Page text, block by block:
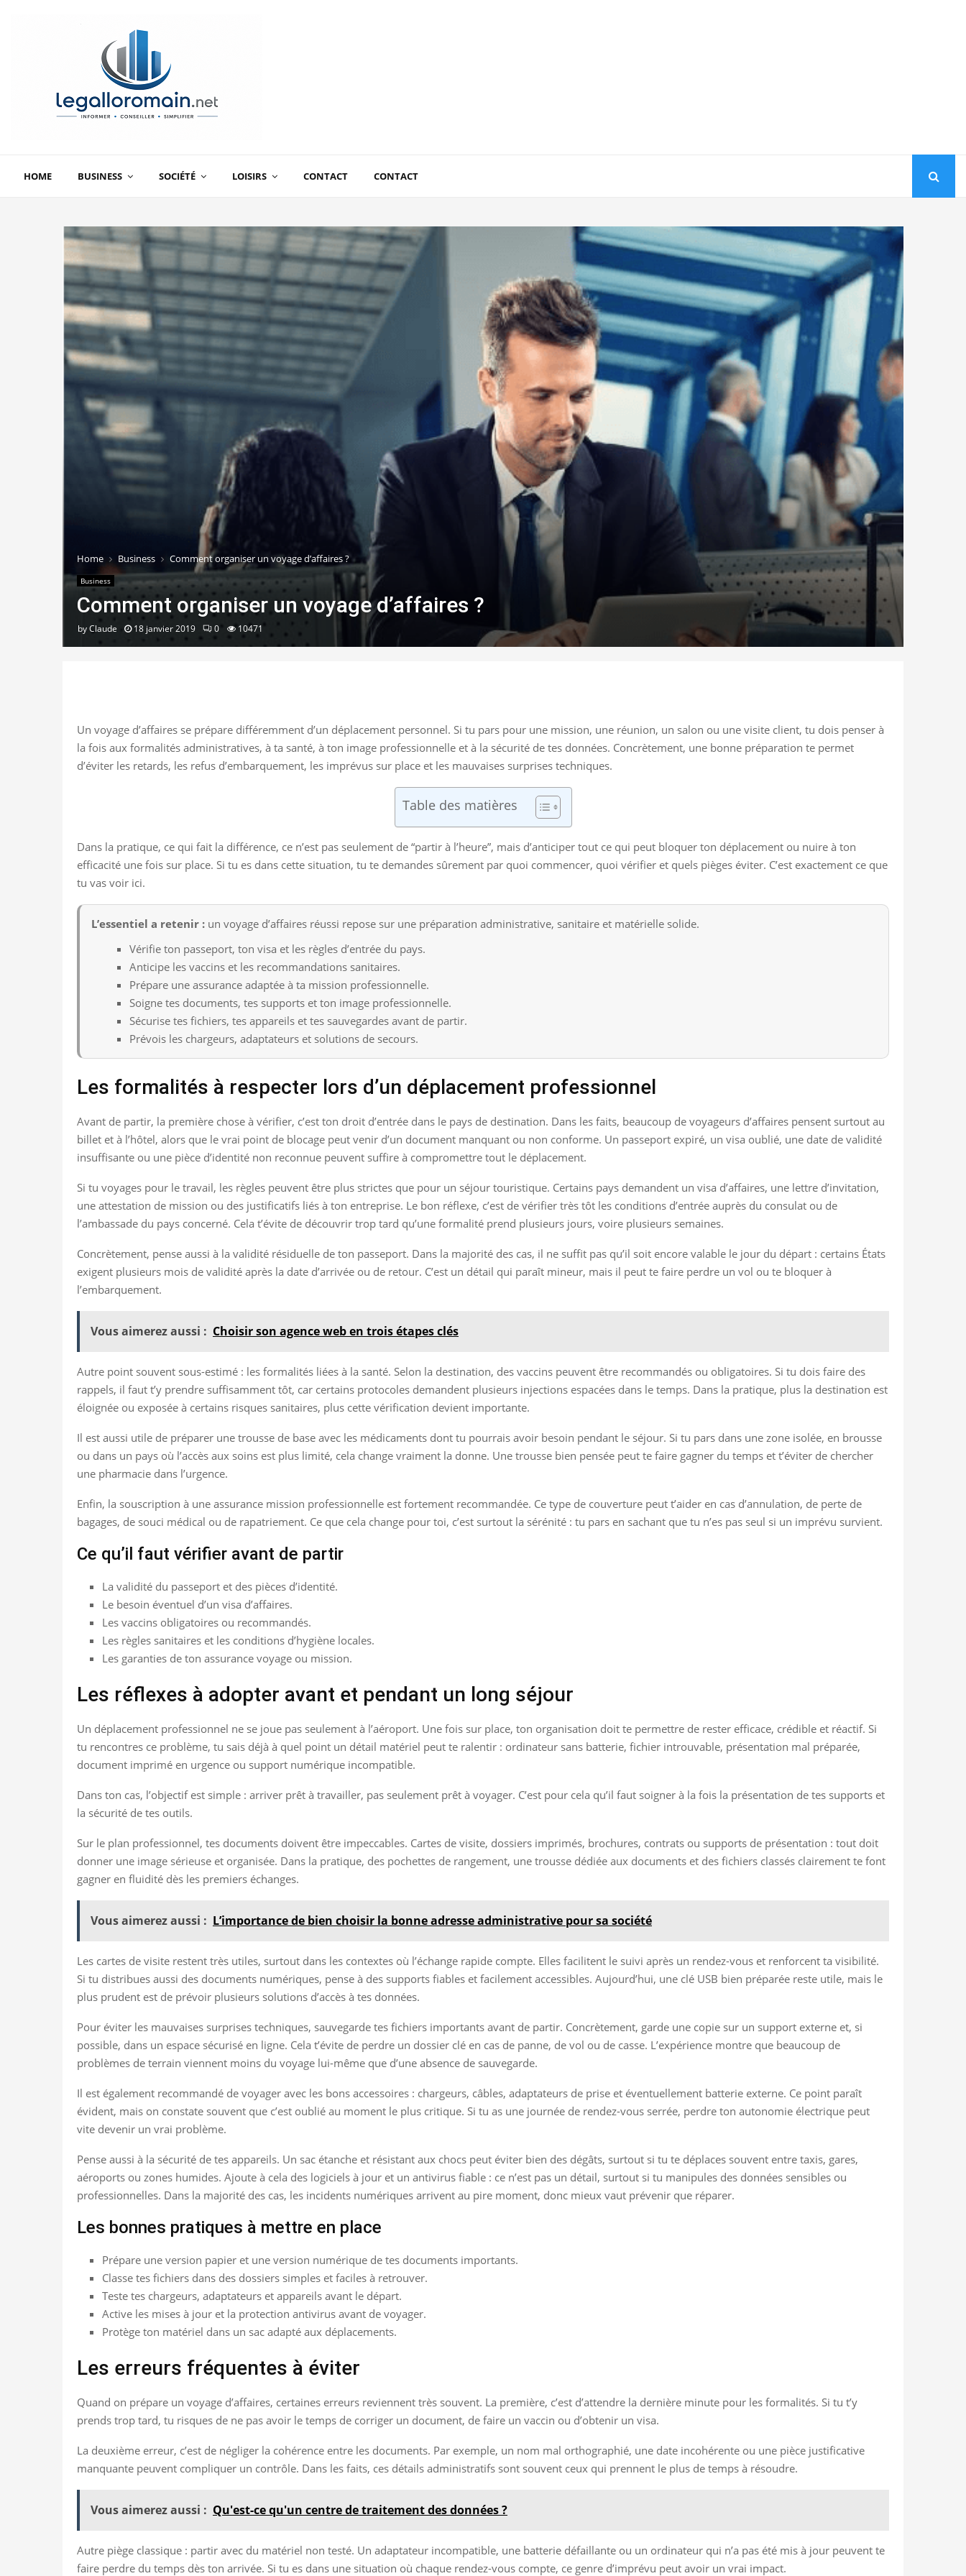
HOME BUSINESS SOCIÉTÉ LOISIRS CONTACT CONTACT
Home Business Comment organiser un voyage d’affaires ?
Business
Comment organiser un voyage d’affaires ?
byClaude 18 janvier 2019 0 10471
Un voyage d’affaires se prépare différemment d’un déplacement personnel. Si tu pars pour une mission, une réunion, un salon ou une visite client, tu dois penser à
la fois aux formalités administratives, à ta santé, à ton image professionnelle et à la sécurité de tes données. Concrètement, une bonne préparation te permet
d’éviter les retards, les refus d’embarquement, les imprévus sur place et les mauvaises surprises techniques.
Table des matières
Dans la pratique, ce qui fait la différence, ce n’est pas seulement de “partir à l’heure”, mais d’anticiper tout ce qui peut bloquer ton déplacement ou nuire à ton
efficacité une fois sur place. Si tu es dans cette situation, tu te demandes sûrement par quoi commencer, quoi vérifier et quels pièges éviter. C’est exactement ce que
tu vas voir ici.
L’essentiel a retenir : un voyage d’affaires réussi repose sur une préparation administrative, sanitaire et matérielle solide.
Vérifie ton passeport, ton visa et les règles d’entrée du pays.
Anticipe les vaccins et les recommandations sanitaires.
Prépare une assurance adaptée à ta mission professionnelle.
Soigne tes documents, tes supports et ton image professionnelle.
Sécurise tes fichiers, tes appareils et tes sauvegardes avant de partir.
Prévois les chargeurs, adaptateurs et solutions de secours.
Les formalités à respecter lors d’un déplacement professionnel
Avant de partir, la première chose à vérifier, c’est ton droit d’entrée dans le pays de destination. Dans les faits, beaucoup de voyageurs d’affaires pensent surtout au
billet et à l’hôtel, alors que le vrai point de blocage peut venir d’un document manquant ou non conforme. Un passeport expiré, un visa oublié, une date de validité
insuffisante ou une pièce d’identité non reconnue peuvent suffire à compromettre tout le déplacement.
Si tu voyages pour le travail, les règles peuvent être plus strictes que pour un séjour touristique. Certains pays demandent un visa d’affaires, une lettre d’invitation,
une attestation de mission ou des justificatifs liés à ton entreprise. Le bon réflexe, c’est de vérifier très tôt les conditions d’entrée auprès du consulat ou de
l’ambassade du pays concerné. Cela t’évite de découvrir trop tard qu’une formalité prend plusieurs jours, voire plusieurs semaines.
Concrètement, pense aussi à la validité résiduelle de ton passeport. Dans la majorité des cas, il ne suffit pas qu’il soit encore valable le jour du départ : certains États
exigent plusieurs mois de validité après la date d’arrivée ou de retour. C’est un détail qui paraît mineur, mais il peut te faire perdre un vol ou te bloquer à
l’embarquement.
Vous aimerez aussi : Choisir son agence web en trois étapes clés
Autre point souvent sous-estimé : les formalités liées à la santé. Selon la destination, des vaccins peuvent être recommandés ou obligatoires. Si tu dois faire des
rappels, il faut t’y prendre suffisamment tôt, car certains protocoles demandent plusieurs injections espacées dans le temps. Dans la pratique, plus la destination est
éloignée ou exposée à certains risques sanitaires, plus cette vérification devient importante.
Il est aussi utile de préparer une trousse de base avec les médicaments dont tu pourrais avoir besoin pendant le séjour. Si tu pars dans une zone isolée, en brousse
ou dans un pays où l’accès aux soins est plus limité, cela change vraiment la donne. Une trousse bien pensée peut te faire gagner du temps et t’éviter de chercher
une pharmacie dans l’urgence.
Enfin, la souscription à une assurance mission professionnelle est fortement recommandée. Ce type de couverture peut t’aider en cas d’annulation, de perte de
bagages, de souci médical ou de rapatriement. Ce que cela change pour toi, c’est surtout la sérénité : tu pars en sachant que tu n’es pas seul si un imprévu survient.
Ce qu’il faut vérifier avant de partir
La validité du passeport et des pièces d’identité.
Le besoin éventuel d’un visa d’affaires.
Les vaccins obligatoires ou recommandés.
Les règles sanitaires et les conditions d’hygiène locales.
Les garanties de ton assurance voyage ou mission.
Les réflexes à adopter avant et pendant un long séjour
Un déplacement professionnel ne se joue pas seulement à l’aéroport. Une fois sur place, ton organisation doit te permettre de rester efficace, crédible et réactif. Si
tu rencontres ce problème, tu sais déjà à quel point un détail matériel peut te ralentir : ordinateur sans batterie, fichier introuvable, présentation mal préparée,
document imprimé en urgence ou support numérique incompatible.
Dans ton cas, l’objectif est simple : arriver prêt à travailler, pas seulement prêt à voyager. C’est pour cela qu’il faut soigner à la fois la présentation de tes supports et
la sécurité de tes outils.
Sur le plan professionnel, tes documents doivent être impeccables. Cartes de visite, dossiers imprimés, brochures, contrats ou supports de présentation : tout doit
donner une image sérieuse et organisée. Dans la pratique, des pochettes de rangement, une trousse dédiée aux documents et des fichiers classés clairement te font
gagner en fluidité dès les premiers échanges.
Vous aimerez aussi : L’importance de bien choisir la bonne adresse administrative pour sa société
Les cartes de visite restent très utiles, surtout dans les contextes où l’échange rapide compte. Elles facilitent le suivi après un rendez-vous et renforcent ta visibilité.
Si tu distribues aussi des documents numériques, pense à des supports fiables et facilement accessibles. Aujourd’hui, une clé USB bien préparée reste utile, mais le
plus prudent est de prévoir plusieurs solutions d’accès à tes données.
Pour éviter les mauvaises surprises techniques, sauvegarde tes fichiers importants avant de partir. Concrètement, garde une copie sur un support externe et, si
possible, dans un espace sécurisé en ligne. Cela t’évite de perdre un dossier clé en cas de panne, de vol ou de casse. L’expérience montre que beaucoup de
problèmes de terrain viennent moins du voyage lui-même que d’une absence de sauvegarde.
Il est également recommandé de voyager avec les bons accessoires : chargeurs, câbles, adaptateurs de prise et éventuellement batterie externe. Ce point paraît
évident, mais on constate souvent que c’est oublié au moment le plus critique. Si tu as une journée de rendez-vous serrée, perdre ton autonomie électrique peut
vite devenir un vrai problème.
Pense aussi à la sécurité de tes appareils. Un sac étanche et résistant aux chocs peut éviter bien des dégâts, surtout si tu te déplaces souvent entre taxis, gares,
aéroports ou zones humides. Ajoute à cela des logiciels à jour et un antivirus fiable : ce n’est pas un détail, surtout si tu manipules des données sensibles ou
professionnelles. Dans la majorité des cas, les incidents numériques arrivent au pire moment, donc mieux vaut prévenir que réparer.
Les bonnes pratiques à mettre en place
Prépare une version papier et une version numérique de tes documents importants.
Classe tes fichiers dans des dossiers simples et faciles à retrouver.
Teste tes chargeurs, adaptateurs et appareils avant le départ.
Active les mises à jour et la protection antivirus avant de voyager.
Protège ton matériel dans un sac adapté aux déplacements.
Les erreurs fréquentes à éviter
Quand on prépare un voyage d’affaires, certaines erreurs reviennent très souvent. La première, c’est d’attendre la dernière minute pour les formalités. Si tu t’y
prends trop tard, tu risques de ne pas avoir le temps de corriger un document, de faire un vaccin ou d’obtenir un visa.
La deuxième erreur, c’est de négliger la cohérence entre les documents. Par exemple, un nom mal orthographié, une date incohérente ou une pièce justificative
manquante peuvent compliquer un contrôle. Dans les faits, ces détails administratifs sont souvent ceux qui prennent le plus de temps à résoudre.
Vous aimerez aussi : Qu'est-ce qu'un centre de traitement des données ?
Autre piège classique : partir avec du matériel non testé. Un adaptateur incompatible, une batterie défaillante ou un ordinateur qui n’a pas été mis à jour peuvent te
faire perdre du temps dès ton arrivée. Si tu es dans une situation où chaque rendez-vous compte, ce genre d’imprévu peut avoir un vrai impact.